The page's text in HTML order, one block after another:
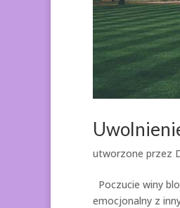
utworzone przez
Poczucie winy
emocjonalny z